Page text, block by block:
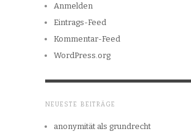
Anmelden
Eintrags-Feed
Kommentar-Feed
WordPress.org
NEUESTE BEITRÄGE
anonymität als grundrecht